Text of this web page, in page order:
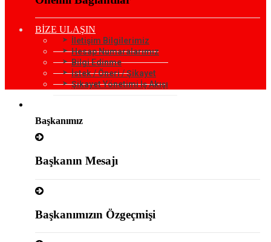
BİZE ULAŞIN
İletişim Bilgilerimiz
Hesap Numaralarımız
Bilgi Edinme
İstek / Öneri / Şikayet
Şikayet Yönetimi İş Akışı
Başkanımız
Başkanın Mesajı
Başkanımızın Özgeçmişi